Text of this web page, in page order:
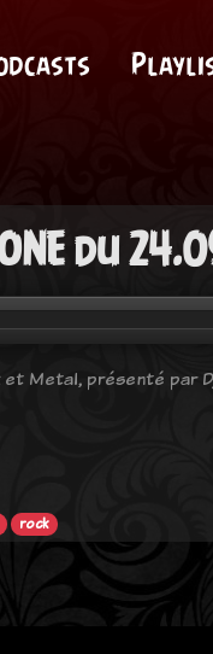
du
et Metal, présenté par
rock